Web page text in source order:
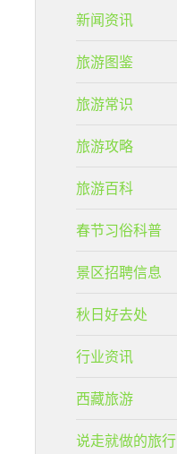
新闻资讯
旅游图鉴
旅游常识
旅游攻略
旅游百科
春节习俗科普
景区招聘信息
秋日好去处
行业资讯
西藏旅游
说走就做的旅行